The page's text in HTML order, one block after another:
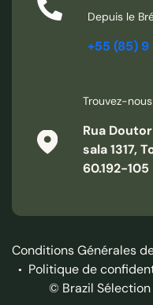
Depuis le
+55 (85) 9
Trouvez-nous
Rua
sala 1317,
60.192-105
Conditions Générales
Politique de
© Brazil